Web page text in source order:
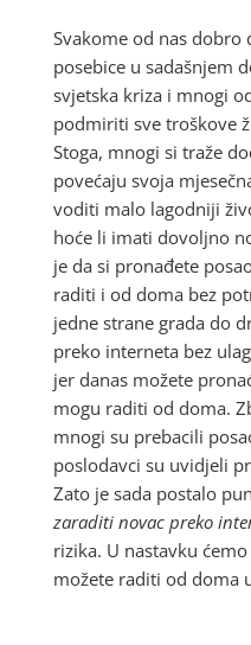
Svakome od nas dobro
posebice u sadašnjem
svjetska kriza i mnogi
podmiriti sve troškove
Stoga, mnogi si traže
povećaju svoja
voditi malo lagodniji
hoće li imati dovoljno
je da si pronađete
raditi i od doma bez
jedne strane grada do
preko interneta bez
jer danas možete
mogu raditi od doma.
mnogi su prebacili
poslodavci su uvidjeli
Zato je sada postalo
zaraditi novac preko
rizika. U nastavku
možete raditi od doma